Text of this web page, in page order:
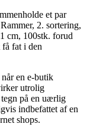
et par
2. sortering,
cm, 100stk. forud
få fat i den
en e-butik
utrolig
på en uærlig
indbefattet af en
shops.